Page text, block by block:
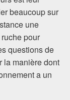
beaucoup sur
une
pour
questions de
la manière dont
a un